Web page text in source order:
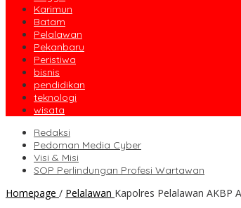
Karimun
Batam
Pelalawan
Pekanbaru
Peristiwa
bisnis
pendidikan
teknologi
wisata
Redaksi
Pedoman Media Cyber
Visi & Misi
SOP Perlindungan Profesi Wartawan
Homepage / Pelalawan Kapolres Pelalawan AKBP